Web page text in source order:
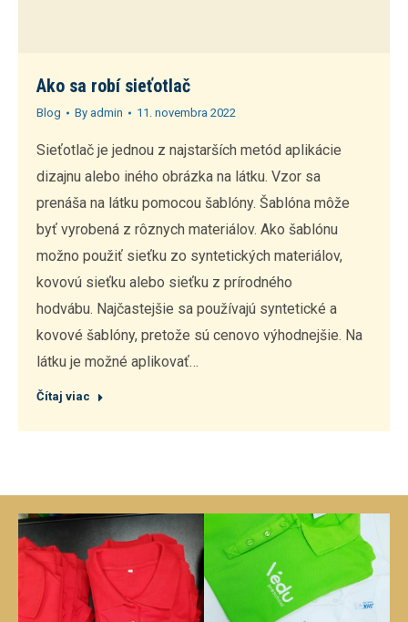
Ako sa robí sieťotlač
Blog By admin 11. novembra 2022
Sieťotlač je jednou z najstarších metód aplikácie
dizajnu alebo iného obrázka na látku. Vzor sa
prenáša na látku pomocou šablóny. Šablóna môže
byť vyrobená z rôznych materiálov. Ako šablónu
možno použiť sieťku zo syntetických materiálov,
kovovú sieťku alebo sieťku z prírodného
hodvábu. Najčastejšie sa používajú syntetické a
kovové šablóny, pretože sú cenovo výhodnejšie. Na
látku je možné aplikovať…
Čítaj viac